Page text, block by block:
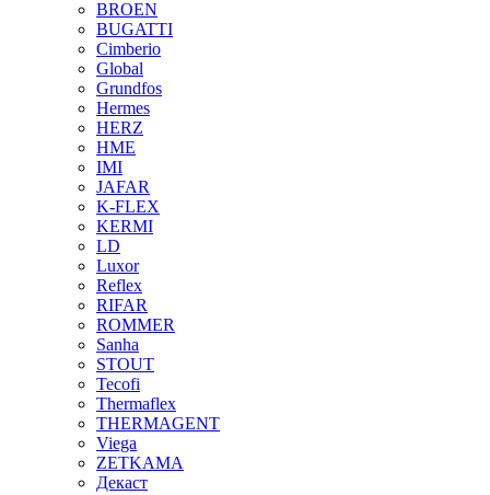
BROEN
BUGATTI
Cimberio
Global
Grundfos
Hermes
HERZ
HME
IMI
JAFAR
K-FLEX
KERMI
LD
Luxor
Reflex
RIFAR
ROMMER
Sanha
STOUT
Tecofi
Thermaflex
THERMAGENT
Viega
ZETKAMA
Декаст